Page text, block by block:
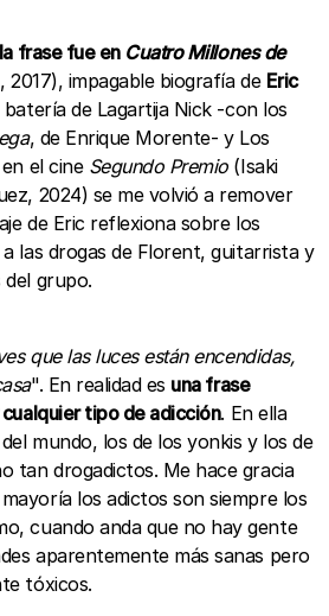
frase fue enCuatro Millones de
2017), impagable biografía de Eric
de Lagartija Nick -con los
, de Enrique Morente- y Los
el cine Segundo Premio(Isaki
2024) se me volvió a remover
de Eric reflexiona sobre los
las drogas de Florent, guitarrista y
grupo.
que las luces están encendidas,
". En realidad es una frase
tipo de adicción. En ella
mundo, los de los yonkis y los de
tan drogadictos. Me hace gracia
los adictos son siempre los
cuando anda que no hay gente
aparentemente más sanas pero
tóxicos.